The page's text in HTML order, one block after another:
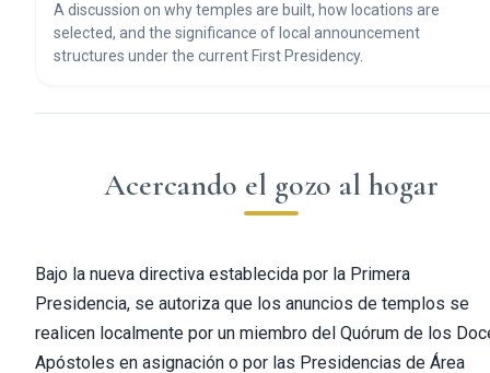
A discussion on why temples are built, how locations are
selected, and the significance of local announcement
structures under the current First Presidency.
Acercando el gozo al hogar
Bajo la nueva directiva establecida por la Primera
Presidencia, se autoriza que los anuncios de templos se
realicen localmente por un miembro del Quórum de los
Apóstoles en asignación o por las Presidencias de Área